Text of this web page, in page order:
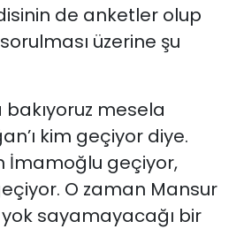
de anketler olup
üzerine şu
bakıyoruz mesela
kim geçiyor diye.
İmamoğlu geçiyor,
O zaman Mansur
sayamayacağı bir